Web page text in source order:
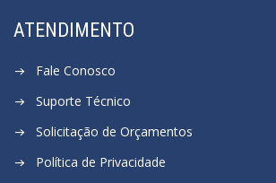
ATENDIMENTO
Fale Conosco
Suporte Técnico
Solicitação de Orçamentos
Política de Privacidade